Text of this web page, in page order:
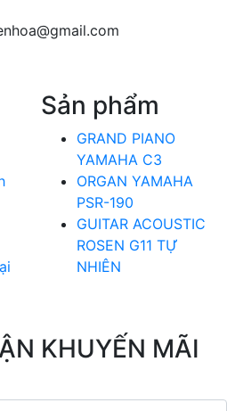
Sản phẩm
GRAND PIANO
YAMAHA C3
ORGAN YAMAHA
PSR-190
GUITAR ACOUSTIC
ROSEN G11 TỰ
NHIÊN
KHUYẾN MÃI